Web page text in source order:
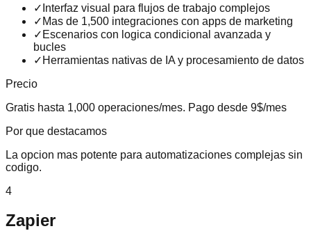
✓ Interfaz visual para flujos de trabajo complejos
✓ Mas de 1,500 integraciones con apps de marketing
✓ Escenarios con logica condicional avanzada y
bucles
✓ Herramientas nativas de IA y procesamiento de datos
Precio
Gratis hasta 1,000 operaciones/mes. Pago desde 9$/mes
Por que destacamos
La opcion mas potente para automatizaciones complejas sin
codigo.
4
Zapier